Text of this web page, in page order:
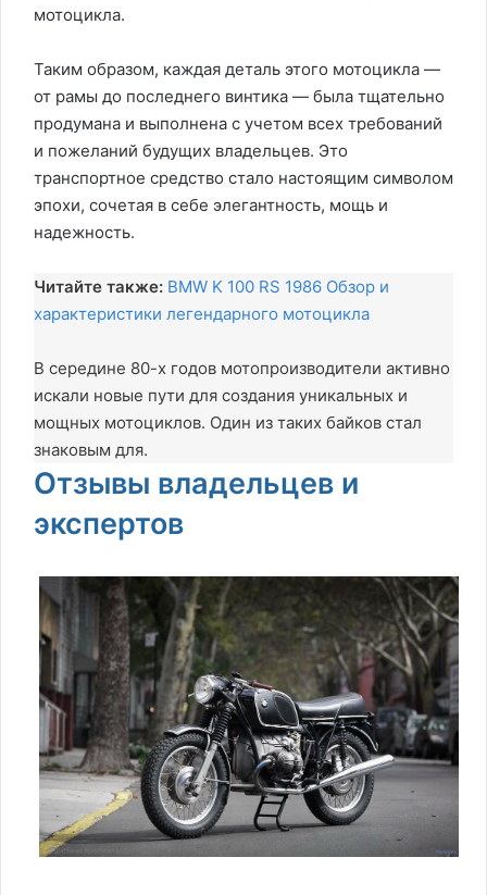
мотоцикла.
Таким образом, каждая деталь этого мотоцикла —
от рамы до последнего винтика — была тщательно
продумана и выполнена с учетом всех требований
и пожеланий будущих владельцев. Это
транспортное средство стало настоящим символом
эпохи, сочетая в себе элегантность, мощь и
надежность.
Читайте также: BMW K 100 RS 1986 Обзор и
характеристики легендарного мотоцикла
В середине 80-х годов мотопроизводители активно
искали новые пути для создания уникальных и
мощных мотоциклов. Один из таких байков стал
знаковым для.
Отзывы владельцев и
экспертов